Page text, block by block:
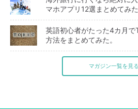
マホアプリ12選まとめてみた
英語初心者がたった4カ月
方法をまとめてみた。
マガジン一覧を見る